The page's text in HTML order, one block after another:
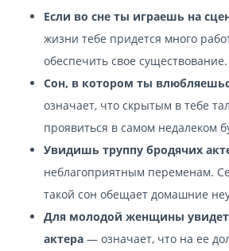
Если во сне ты играешь на
жизни тебе придется много
обеспечить свое существование.
Сон, в котором ты
означает, что скрытым в тебе
проявиться в самом недалеком
Увидишь труппу бродячих
неблагоприятным переменам.
такой сон обещает домашние
Для молодой женщины
актера — означает, что на ее